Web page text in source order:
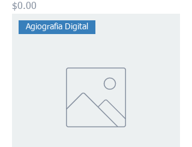
Precio
$0.00
Agiografia Digital